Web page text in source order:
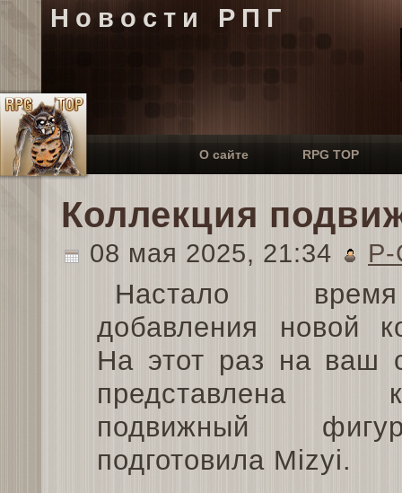
Новости РПГ
О сайте RPG TOP
Коллекция
08 мая 2025, 21:34
Настало
добавления новой
На этот раз на ваш
представлена
подвижный
подготовила Mizyi.